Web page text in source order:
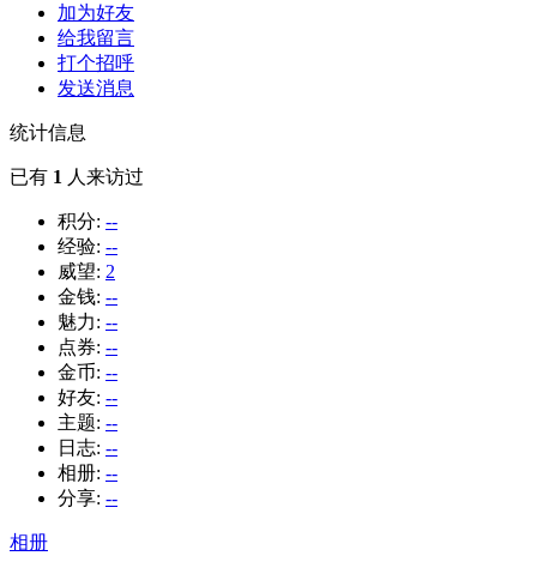
加为好友
给我留言
打个招呼
发送消息
统计信息
已有 1 人来访过
积分: --
经验: --
威望: 2
金钱: --
魅力: --
点券: --
金币: --
好友: --
主题: --
日志: --
相册: --
分享: --
相册